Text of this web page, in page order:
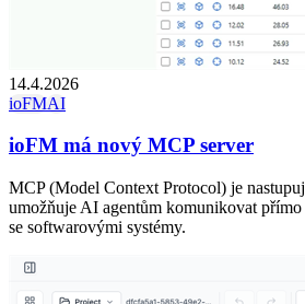
14.4.2026
ioFMAI
ioFM má nový MCP server
MCP (Model Context Protocol) je
umožňuje AI agentům komunikovat
se softwarovými systémy.